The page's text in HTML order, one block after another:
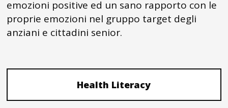
emozioni positive ed un sano rapporto con le
proprie emozioni nel gruppo target degli
anziani e cittadini senior.
Health Literacy